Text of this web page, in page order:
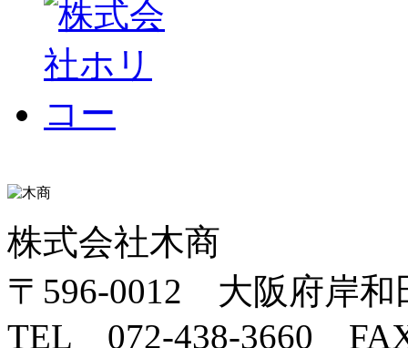
株式会社木商
〒596-0012 大阪府岸和
TEL 072-438-3660